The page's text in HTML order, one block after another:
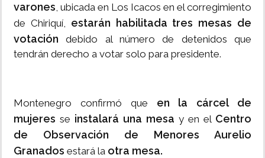
varones, ubicada en Los Icacos en el corregimiento
de Chiriquí, estarán habilitada tres mesas de
votación debido al número de detenidos que
tendrán derecho a votar solo para presidente.
Montenegro confirmó que en la cárcel de
mujeres se instalará una mesa y en el Centro
de Observación de Menores Aurelio
Granados estará la otra mesa.